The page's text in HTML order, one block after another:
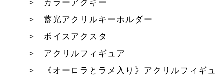
カラーアクキー
蓄光アクリルキーホルダー
ボイスアクスタ
アクリルフィギュア
《オーロラとラメ入り》アクリルフィギュ